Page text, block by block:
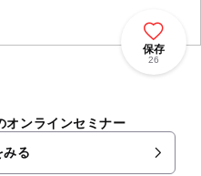
保存
26
オンラインセミナー
みる